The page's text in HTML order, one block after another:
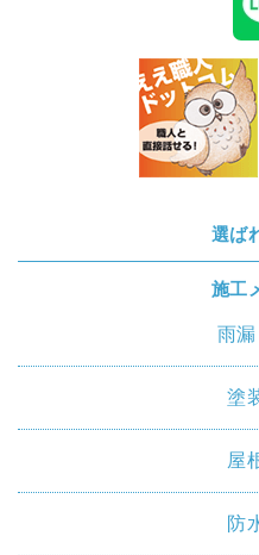
選ば
施工
雨
塗
屋
防